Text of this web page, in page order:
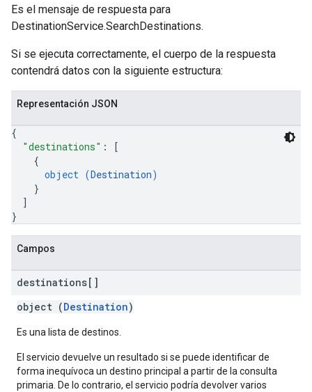
Es el mensaje de respuesta para
DestinationService.SearchDestinations.
Si se ejecuta correctamente, el cuerpo de la respuesta
contendrá datos con la siguiente estructura:
Representación JSON
{
"destinations" :
[
{
object (Destination)
}
]
}
Campos
destinations[]
object (Destination)
Es una lista de destinos.
El servicio devuelve un resultado si se puede identificar de
forma inequívoca un destino principal a partir de la consulta
primaria. De lo contrario, el servicio podría devolver varios